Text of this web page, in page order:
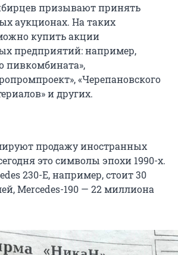
призывают принять
аукционах. На таких
купить акции
предприятий: например,
пивкомбината»,
«Черепановского
и других.
продажу иностранных
это символы эпохи 1990-х.
230-Е, например, стоит 30
Mercedes-190 — 22 миллиона